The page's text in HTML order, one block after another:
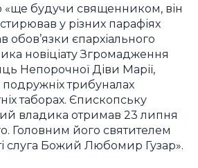
«ще будучи священником, він
у різних парафіях
обов’язки єпархіального
новіціату Згромадження
Непорочної Діви Марії,
трибуналах
таборах. Єпископську
владика отримав 23 липня
Головним його святителем
слуга Божий Любомир Гузар».